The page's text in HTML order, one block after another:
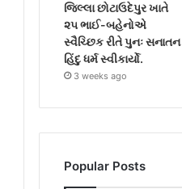
જિલ્લા છોટાઉદેપુર ખાતે
૨૫ ભાઈ-બહેનોએ
સ્વૈચ્છિક રીતે પુનઃ સનાતન
હિંદુ ધર્મ સ્વીકાર્યો.
3 weeks ago
Popular Posts